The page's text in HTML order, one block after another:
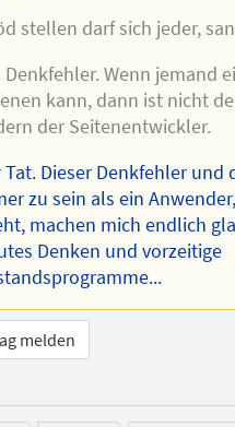
stellen darf sich jeder,
Denkfehler. Wenn jemand
kann, dann ist nicht
der Seitenentwickler.
Tat. Dieser Denkfehler und
zu sein als ein
machen mich endlich
Denken und vorzeitige
melden